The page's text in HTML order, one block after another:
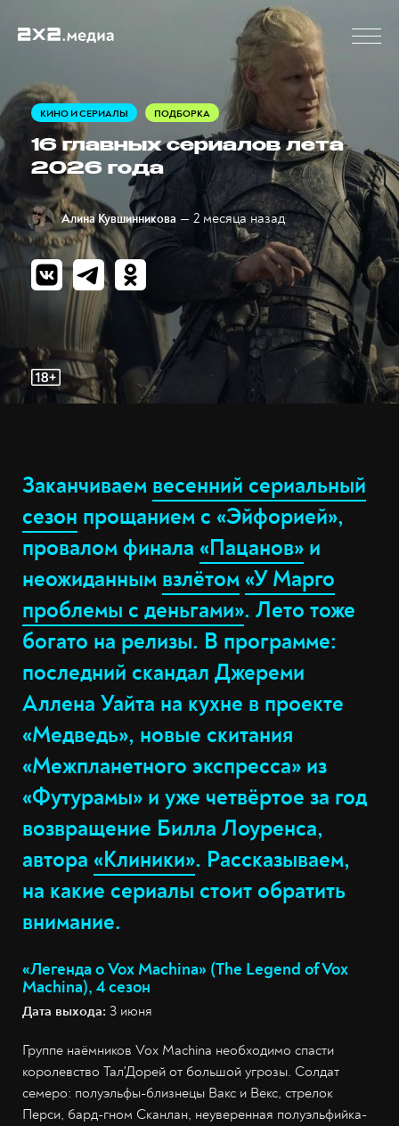
КИНО И СЕРИАЛЫ ПОДБОРКА
16 главных сериалов лета
2026 года
Алина Кувшинникова — 2 месяца назад
Заканчиваем весенний сериальный
сезон прощанием с «Эйфорией»,
провалом финала «Пацанов» и
неожиданным взлётом«У Марго
проблемы с деньгами». Лето тоже
богато на релизы. В программе:
последний скандал Джереми
Аллена Уайта на кухне в проекте
«Медведь», новые скитания
«Межпланетного экспресса» из
«Футурамы» и уже четвёртое за год
возвращение Билла Лоуренса,
автора «Клиники». Рассказываем,
на какие сериалы стоит обратить
внимание.
«Легенда о Vox Machina» (The Legend of Vox
Machina), 4 сезон
Дата выхода: 3 июня
Группе наёмников Vox Machina необходимо спасти
королевство Тал'Дорей от большой угрозы. Солдат
семеро: полуэльфы-близнецы Вакс и Векс, стрелок
Перси, бард-гном Сканлан, неуверенная полуэльфийка-